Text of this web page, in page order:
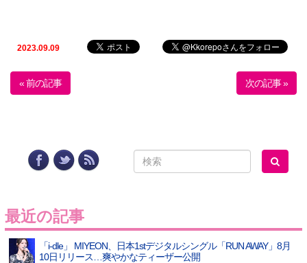
2023.09.09
« 前の記事 次の記事 »
最近の記事
「i-dle」 MIYEON、日本1stデジタルシングル「RUN AWAY」8月
10日リリース…爽やかなティーザー公開